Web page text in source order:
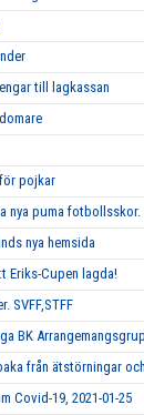
till lagkassan
pojkar
nya puma fotbollsskor.
nya hemsida
Eriks-Cupen lagda!
SVFF,STFF
BK
från ätstörningar
Covid-19, 2021-01-25